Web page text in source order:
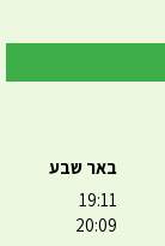
באר שבע
19:11
20:09